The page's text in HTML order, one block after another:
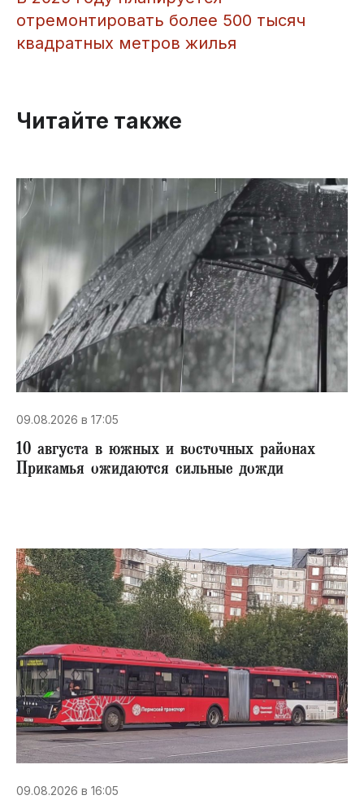
отремонтировать более 500 тысяч
квадратных метров жилья
Читайте также
09.08.2026 в 17:05
10 августа в южных и восточных районах
Прикамья ожидаются сильные дожди
09.08.2026 в 16:05